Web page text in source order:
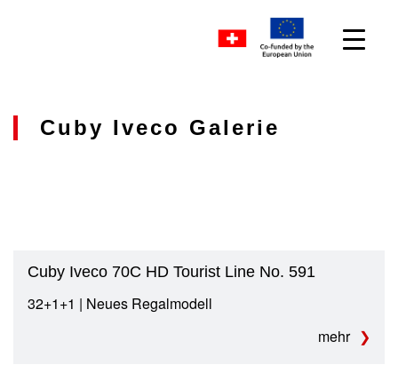
Cuby Iveco Galerie
Cuby Iveco 70C HD Tourist Line No. 591
32+1+1 | Neues Regalmodell
mehr